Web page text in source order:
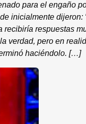
para el engaño
inicialmente dijeron:
recibiría respuestas
verdad, pero en
haciéndolo. […]